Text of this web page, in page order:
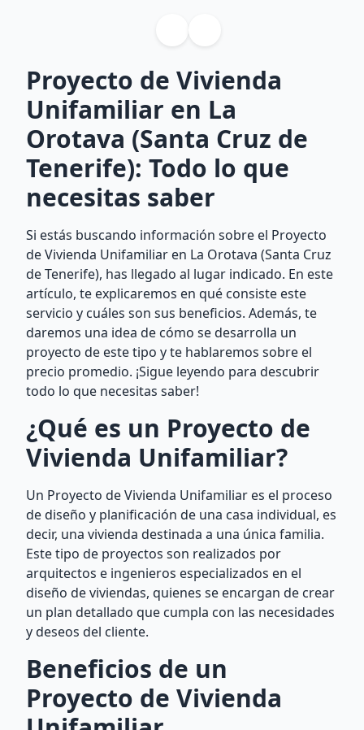
Proyecto de Vivienda
Unifamiliar en La
Orotava (Santa Cruz de
Tenerife): Todo lo que
necesitas saber
Si estás buscando información sobre el Proyecto
de Vivienda Unifamiliar en La Orotava (Santa Cruz
de Tenerife), has llegado al lugar indicado. En este
artículo, te explicaremos en qué consiste este
servicio y cuáles son sus beneficios. Además, te
daremos una idea de cómo se desarrolla un
proyecto de este tipo y te hablaremos sobre el
precio promedio. ¡Sigue leyendo para descubrir
todo lo que necesitas saber!
¿Qué es un Proyecto de
Vivienda Unifamiliar?
Un Proyecto de Vivienda Unifamiliar es el proceso
de diseño y planificación de una casa individual, es
decir, una vivienda destinada a una única familia.
Este tipo de proyectos son realizados por
arquitectos e ingenieros especializados en el
diseño de viviendas, quienes se encargan de crear
un plan detallado que cumpla con las necesidades
y deseos del cliente.
Beneficios de un
Proyecto de Vivienda